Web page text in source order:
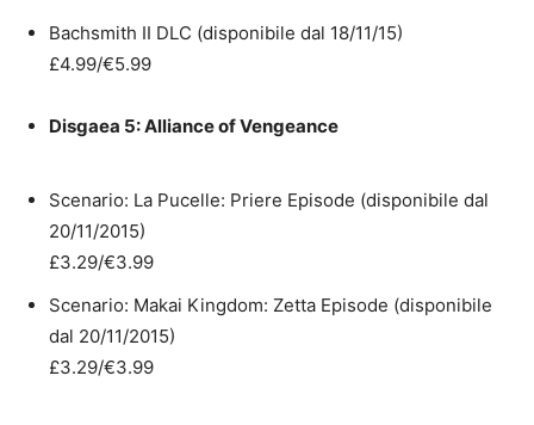
Bachsmith II DLC (disponibile dal 18/11/15)
£4.99/€5.99
Disgaea 5: Alliance of Vengeance
Scenario: La Pucelle: Priere Episode (disponibile dal
20/11/2015)
£3.29/€3.99
Scenario: Makai Kingdom: Zetta Episode (disponibile
dal 20/11/2015)
£3.29/€3.99